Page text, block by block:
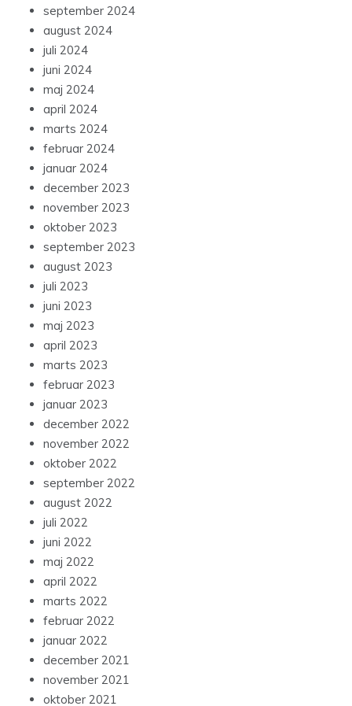
september 2024
august 2024
juli 2024
juni 2024
maj 2024
april 2024
marts 2024
februar 2024
januar 2024
december 2023
november 2023
oktober 2023
september 2023
august 2023
juli 2023
juni 2023
maj 2023
april 2023
marts 2023
februar 2023
januar 2023
december 2022
november 2022
oktober 2022
september 2022
august 2022
juli 2022
juni 2022
maj 2022
april 2022
marts 2022
februar 2022
januar 2022
december 2021
november 2021
oktober 2021